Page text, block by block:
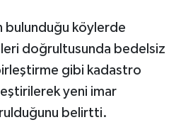
bulunduğu köylerde
doğrultusunda bedelsiz
gibi kadastro
yeni imar
belirtti.